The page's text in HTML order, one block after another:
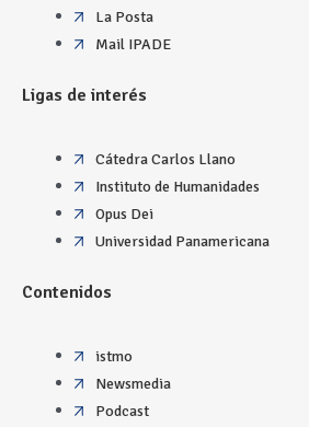
La Posta
Mail IPADE
Ligas de interés
Cátedra Carlos Llano
Instituto de Humanidades
Opus Dei
Universidad Panamericana
Contenidos
istmo
Newsmedia
Podcast